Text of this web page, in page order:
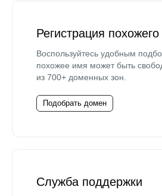
Регистрация
Воспользуйтесь удобным
похожее имя может быть
из 700+ доменных зон.
Подобрать домен
Служба поддержки